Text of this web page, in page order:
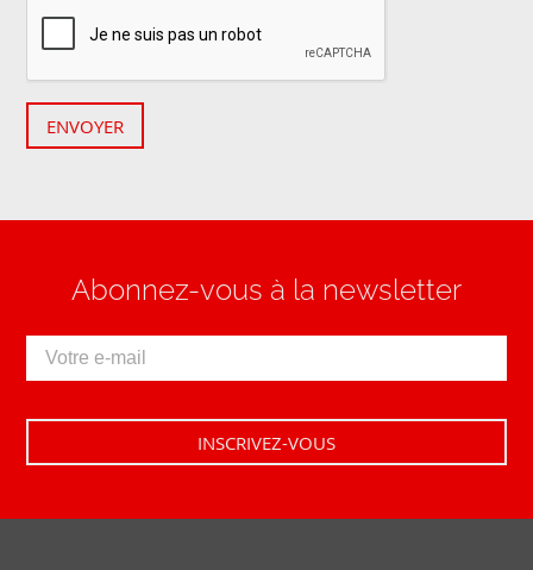
ENVOYER
Abonnez-vous à la newsletter